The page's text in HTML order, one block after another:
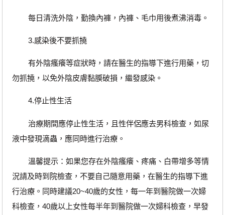
每日清洗外陰，勤換內褲，內褲、毛巾用後煮沸消毒。
3.感染後不要抓撓
有外陰瘙癢等症狀時，請在醫生的指導下進行用藥，切
勿抓撓，以免外陰皮膚黏膜破損，繼發感染。
4.停止性生活
治療期間應停止性生活，且性伴侶應去男科檢查，如尿
液中發現滴蟲，應同時進行治療。
溫馨提示：如果您存在外陰瘙癢、疼痛、白帶增多等情
況請及時到院檢查，不要自己隨意用藥，在醫生的指導下進
行治療。同時建議20~40歲的女性，每一年到醫院做一次婦
科檢查，40歲以上女性每半年到醫院做一次婦科檢查，早發